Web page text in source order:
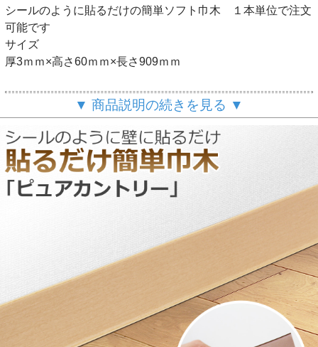
シールのように貼るだけの簡単ソフト巾木 １本単位で注文
可能です
サイズ
厚3ｍｍ×高さ60ｍｍ×長さ909ｍｍ
商品の特徴
薄型で軽く柔らかいビニル巾木です。
裏面が粘着加工になっておりますので、剥離紙をはがし壁面
に貼り付けるだけで、誰でも簡単に施工ができます。
長さも909mmと短く扱いやすいので、初心者の方にもおす
すめです。
マンションや住宅などの巾木として
裏面の剥離紙をはがし、シールのように貼り付けるだけの簡
単施工です。
従来の巾木のように両面テープやボンドは必要ありません。
▼ 商品説明の続きを見る ▼